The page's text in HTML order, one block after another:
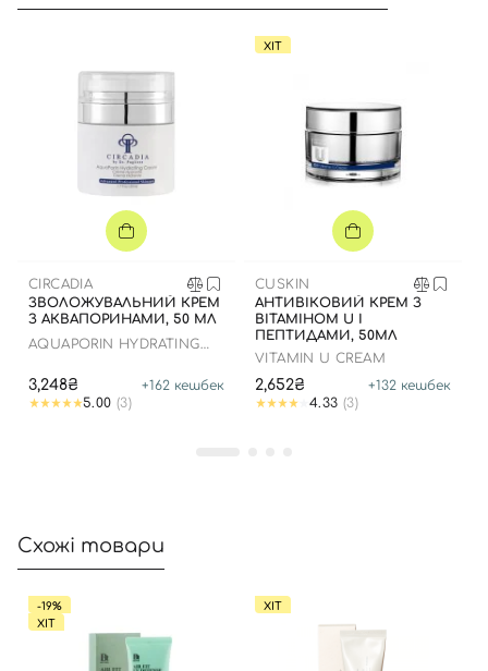
CIRCADIA
ЗВОЛОЖУВАЛЬНИЙ КРЕМ
З АКВАПОРИНАМИ, 50 МЛ
AQUAPORIN HYDRATING
3,248₴ +162 кешбек
5.00 (3)
ХІТ
CUSKIN
АНТИВІКОВИЙ КРЕМ З
ВІТАМІНОМ U І
ПЕПТИДАМИ, 50МЛ
VITAMIN U CREAM
2,652₴ +132 кешбек
4.33 (3)
Схожі товари
-19%
ХІТ
ХІТ
Вхід Реєстрація
Номер телефону
Відправляючи форму для авторизації/реєстрації ви
приймаєте умови Угоди користувача
Далі